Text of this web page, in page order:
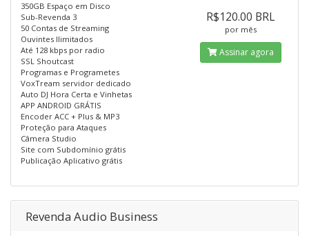
350GB Espaço em Disco
Sub-Revenda 3
50 Contas de Streaming
Ouvintes Ilimitados
Até 128 kbps por radio
SSL Shoutcast
Programas e Programetes
VoxTream servidor dedicado
Auto DJ Hora Certa e Vinhetas
APP ANDROID GRÁTIS
Encoder ACC + Plus & MP3
Proteção para Ataques
Câmera Studio
Site com Subdomínio grátis
Publicação Aplicativo grátis
R$120.00 BRL
por mês
Assinar agora
Revenda Audio Business